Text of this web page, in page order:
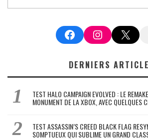
FacebookInstagram
X
DERNIERS
TEST HALO CAMPAIGN EVOLVED : LE
MONUMENT DE LA XBOX, AVEC QUELQUES
TEST ASSASSIN’S CREED BLACK FLAG
SOMPTUEUX QUI SUBLIME UN GRAND